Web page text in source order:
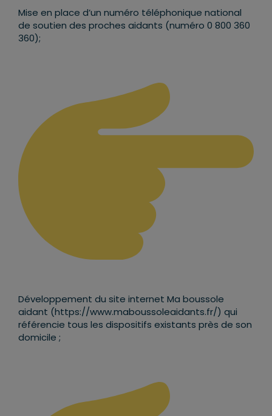
Mise en place d’un numéro téléphonique national
de soutien des proches aidants (numéro 0 800 360
360);
Développement du site internet Ma boussole
aidant (https://www.maboussoleaidants.fr/) qui
référencie tous les dispositifs existants près de son
domicile ;